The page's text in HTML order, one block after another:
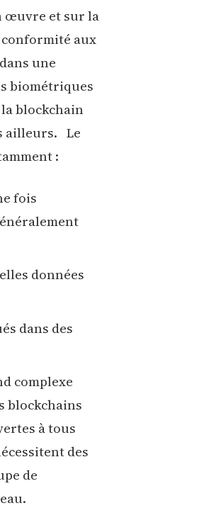
œuvre et sur la
conformité aux
une
biométriques
blockchain
ailleurs. Le
:
fois
données
dans des
complexe
blockchains
à tous
des
de